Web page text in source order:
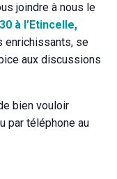
joindre à nous le
à l’Etincelle,
enrichissants, se
aux discussions
bien vouloir
par téléphone au